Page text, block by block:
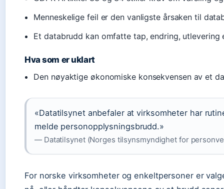
Menneskelige feil er den vanligste årsaken til
Et databrudd kan omfatte tap, endring,
Hva som er uklart
Den nøyaktige økonomiske konsekvensen av et
«Datatilsynet anbefaler at virksomheter har
melde personopplysningsbrudd.»
— Datatilsynet (Norges tilsynsmyndighet for
For norske virksomheter og enkeltpersoner er